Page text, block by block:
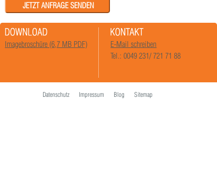
JETZT ANFRAGE SENDEN
Imagebroschüre (6,7 MB PDF)
E-Mail schreiben
Tel.: 0049 231/ 721 71 88
Datenschutz Impressum Blog Sitemap